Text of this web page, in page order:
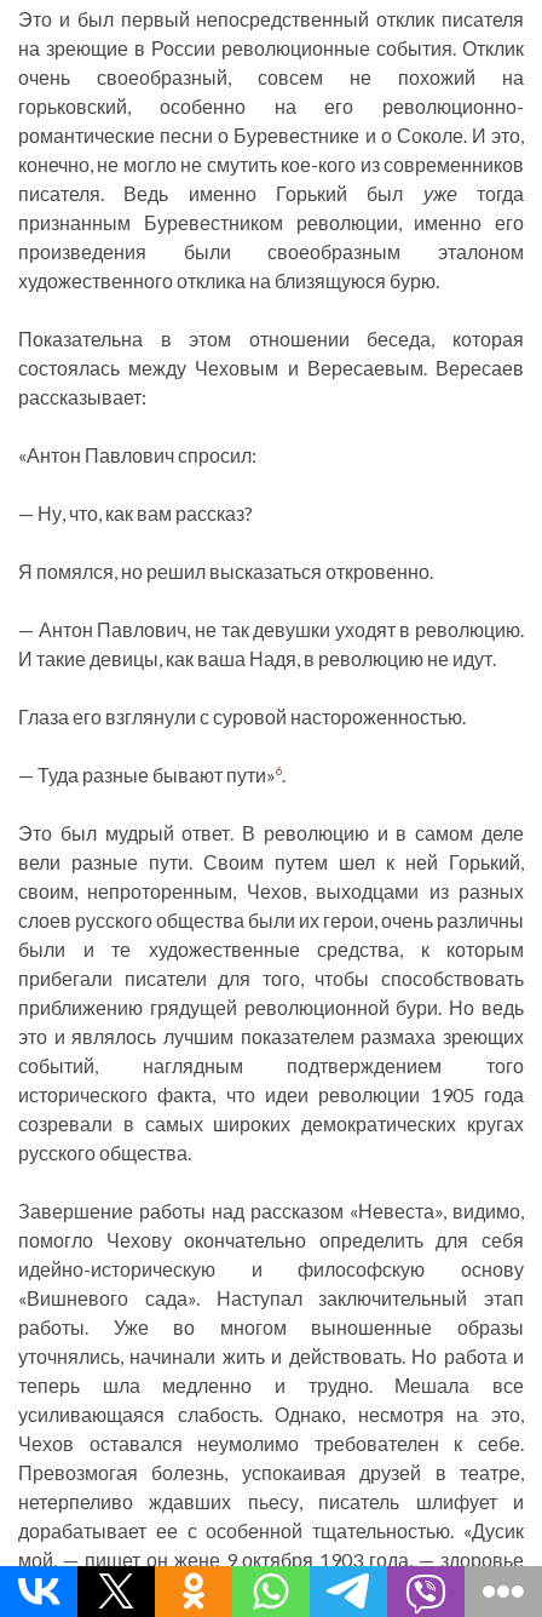
Это и был первый непосредственный отклик писателя
на зреющие в России революционные события. Отклик
очень своеобразный, совсем не похожий на
горьковский, особенно на его революционно-
романтические песни о Буревестнике и о Соколе. И это,
конечно, не могло не смутить кое-кого из современников
писателя. Ведь именно Горький был ужетогда
признанным Буревестником революции, именно его
произведения были своеобразным эталоном
художественного отклика на близящуюся бурю.
Показательна в этом отношении беседа, которая
состоялась между Чеховым и Вересаевым. Вересаев
рассказывает:
«Антон Павлович спросил:
— Ну, что, как вам рассказ?
Я помялся, но решил высказаться откровенно.
— Антон Павлович, не так девушки уходят в революцию.
И такие девицы, как ваша Надя, в революцию не идут.
Глаза его взглянули с суровой настороженностью.
— Туда разные бывают пути»6.
Это был мудрый ответ. В революцию и в самом деле
вели разные пути. Своим путем шел к ней Горький,
своим, непроторенным, Чехов, выходцами из разных
слоев русского общества были их герои, очень различны
были и те художественные средства, к которым
прибегали писатели для того, чтобы способствовать
приближению грядущей революционной бури. Но ведь
это и являлось лучшим показателем размаха зреющих
событий, наглядным подтверждением того
исторического факта, что идеи революции 1905 года
созревали в самых широких демократических кругах
русского общества.
Завершение работы над рассказом «Невеста», видимо,
помогло Чехову окончательно определить для себя
идейно-историческую и философскую основу
«Вишневого сада». Наступал заключительный этап
работы. Уже во многом выношенные образы
уточнялись, начинали жить и действовать. Но работа и
теперь шла медленно и трудно. Мешала все
усиливающаяся слабость. Однако, несмотря на это,
Чехов оставался неумолимо требователен к себе.
Превозмогая болезнь, успокаивая друзей в театре,
нетерпеливо ждавших пьесу, писатель шлифует и
дорабатывает ее с особенной тщательностью. «Дусик
мой, — пишет он жене 9 октября 1903 года, — здоровье
мое гораздо лучше, я пополнел от еды, кашляю меньше,